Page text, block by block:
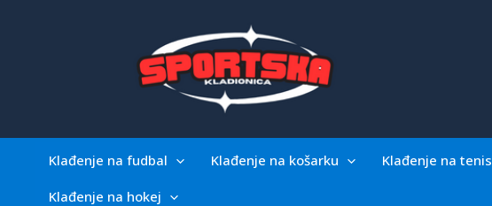
Klađenje na fudbal Klađenje na košarku Klađenje na tenis
Klađenje na hokej